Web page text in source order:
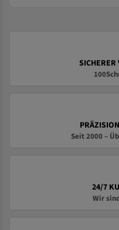
SICHERER
Seit 2000 –
24/7
Wir